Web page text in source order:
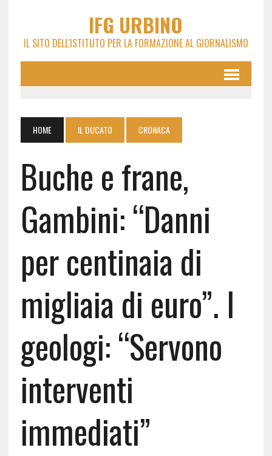
IFG URBINO
IL SITO DELL'ISTITUTO PER LA FORMAZIONE AL GIORNALISMO
HOME IL DUCATO CRONACA
Buche e frane,
Gambini: “Danni
per centinaia di
migliaia di euro”. I
geologi: “Servono
interventi
immediati”